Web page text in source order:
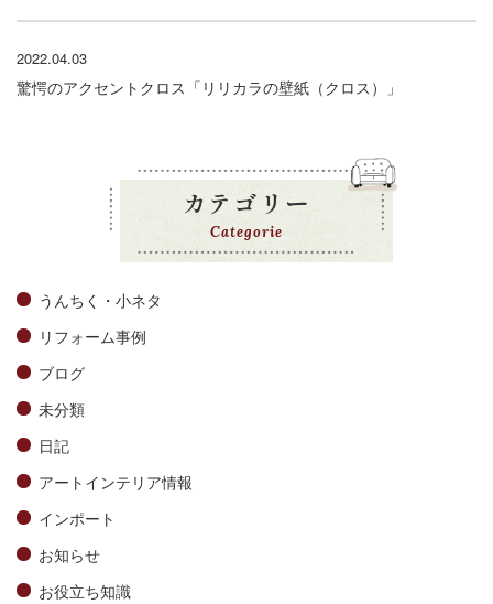
2022.04.03
驚愕のアクセントクロス「リリカラの壁紙（クロス）」
カテゴリー
Categorie
うんちく・小ネタ
リフォーム事例
ブログ
未分類
日記
アートインテリア情報
インポート
お知らせ
お役立ち知識